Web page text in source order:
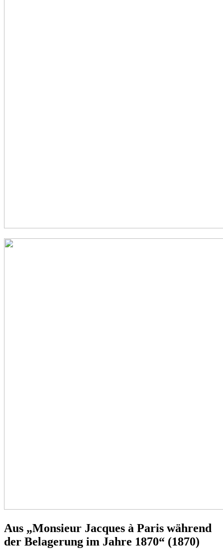
Aus „Monsieur Jacques à Paris während
der Belagerung im Jahre 1870“ (1870)